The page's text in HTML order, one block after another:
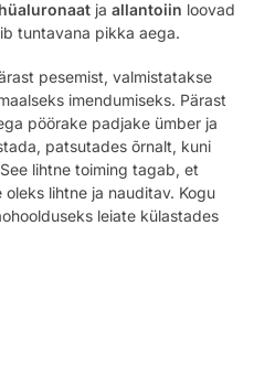
ja allantoiin loovad
tuntavana pikka aega.
pesemist, valmistatakse
imendumiseks. Pärast
pöörake padjake ümber ja
patsutades õrnalt, kuni
lihtne toiming tagab, et
oleks lihtne ja nauditav. Kogu
leiate külastades